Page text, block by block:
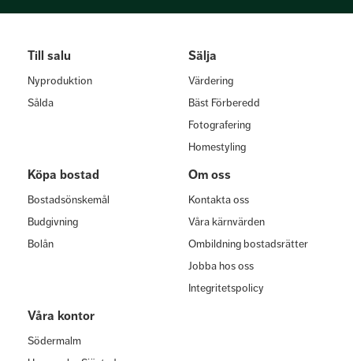
Till salu
Nyproduktion
Sålda
Sälja
Värdering
Bäst Förberedd
Fotografering
Homestyling
Köpa bostad
Bostadsönskemål
Budgivning
Bolån
Om oss
Kontakta oss
Våra kärnvärden
Ombildning bostadsrätter
Jobba hos oss
Integritetspolicy
Våra kontor
Södermalm